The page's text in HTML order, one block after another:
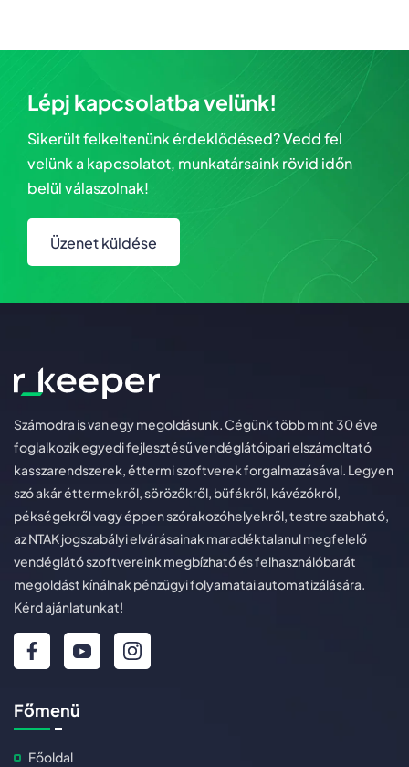
Lépj kapcsolatba velünk!
Sikerült felkeltenünk érdeklődésed? Vedd fel
velünk a kapcsolatot, munkatársaink rövid időn
belül válaszolnak!
Üzenet küldése
Számodra is van egy megoldásunk. Cégünk több mint 30 éve
foglalkozik egyedi fejlesztésű vendéglátóipari elszámoltató
kasszarendszerek, éttermi szoftverek forgalmazásával. Legyen
szó akár éttermekről, sörözőkről, büfékről, kávézókról,
pékségekről vagy éppen szórakozóhelyekről, testre szabható,
az NTAK jogszabályi elvárásainak maradéktalanul megfelelő
vendéglátó szoftvereink megbízható és felhasználóbarát
megoldást kínálnak pénzügyi folyamatai automatizálására.
Kérd ajánlatunkat!
Főmenü
Főoldal